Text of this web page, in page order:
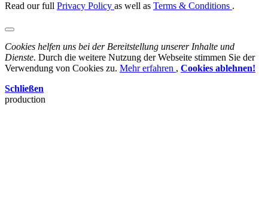
Read our full Privacy Policy as well as Terms & Conditions .
Cookies helfen uns bei der Bereitstellung unserer Inhalte und
Dienste. Durch die weitere Nutzung der Webseite stimmen Sie der
Verwendung von Cookies zu. Mehr erfahren , Cookies ablehnen!
Schließen
production